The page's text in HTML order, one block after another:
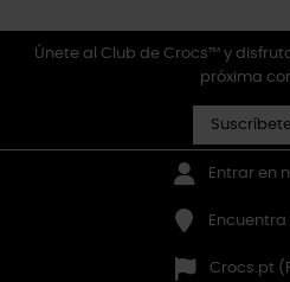
Únete al Club de Crocs™ y
próxima
Entrar en
Crocs.pt